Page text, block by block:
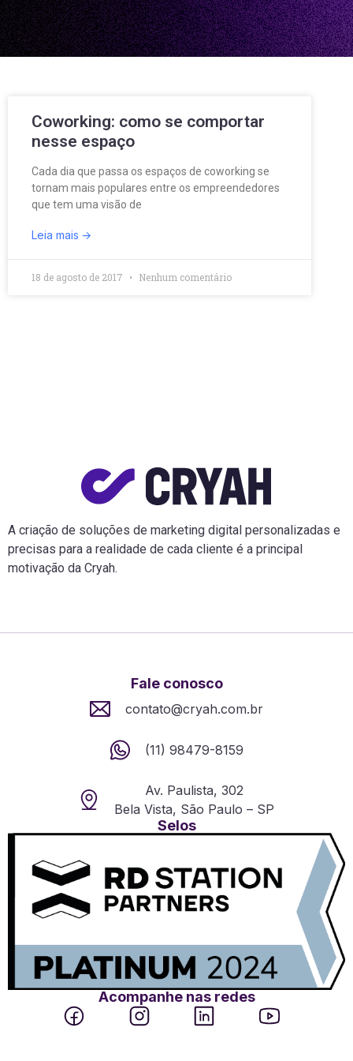
Coworking: como se comportar
nesse espaço
Cada dia que passa os espaços de coworking se
tornam mais populares entre os empreendedores
que tem uma visão de
Leia mais
18 de agosto de 2017 Nenhum comentário
A criação de soluções de marketing digital personalizadas e
precisas para a realidade de cada cliente é a principal
motivação da Cryah.
Fale conosco
contato@cryah.com.br
(11) 98479-8159
Av. Paulista, 302
Bela Vista, São Paulo – SP
Selos
Acompanhe nas redes